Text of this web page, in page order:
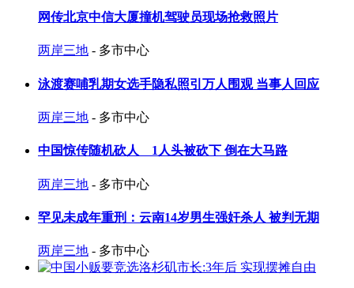
网传北京中信大厦撞机驾驶员现场抢救照片
两岸三地 - 多市中心
泳渡赛哺乳期女选手隐私照引万人围观 当事人回应
两岸三地 - 多市中心
中国惊传随机砍人 1人头被砍下 倒在大马路
两岸三地 - 多市中心
罕见未成年重刑：云南14岁男生强奸杀人 被判无期
两岸三地 - 多市中心